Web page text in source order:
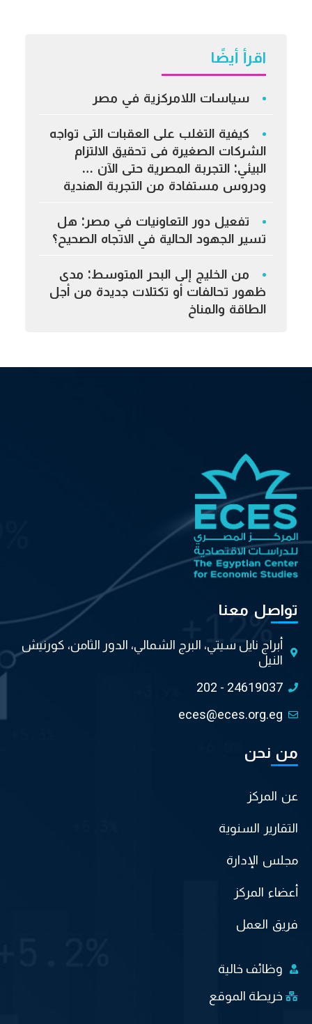
اقرأ أيضًا
سياسات اللامركزية في مصر
كيفية التغلب على العقبات التى تواجه
الشركات الصغيرة فى تحقيق الالتزام
البيئي: التجربة المصرية حتى الآن …
ودروس مستفادة من التجربة الهندية
تفعيل دور التعاونيات في مصر: هل
تسير الجهود الحالية في الاتجاه الصحيح؟
من الخليج إلى البحر المتوسط: مدى
ظهور تحالفات أو تكتلات جديدة من أجل
الطاقة والمناخ
تواصل معنا
أبراج نايل سيتي، البرج الشمالي، الدور الثامن، كورنيش
النيل
202 - 24619037
eces@eces.org.eg
من نحن
عن المركز
التقارير السنوية
مجلس الإدارة
أعضاء المركز
فريق العمل
وظائف خالية
خريطة الموقع